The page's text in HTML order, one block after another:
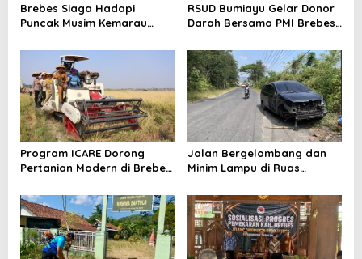
Brebes Siaga Hadapi
Puncak Musim Kemarau
Kesiapsiagaan Bencana dan
Karhutla
RSUD Bumiayu Gelar Donor
Darah Bersama PMI Brebes
Indonesia
Program ICARE Dorong
Pertanian Modern di Brebes,
Tembus 10,2 Ton per Hektare
Jalan Bergelombang dan
Minim Lampu di Ruas
Telan Korban, Innova
Hantam Pohon di
Bantarkawung